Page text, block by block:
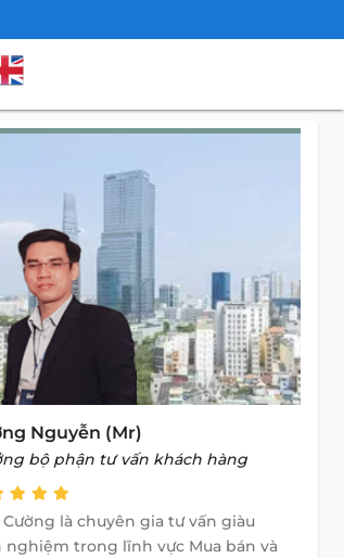
Nguyễn (Mr)
bộ phận tư vấn khách hàng
là chuyên gia tư vấn giàu
nghiệm trong lĩnh vực Mua bán và